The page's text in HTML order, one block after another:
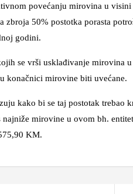
povećanju mirovina u
zbroja 50% postotka porasta
godini.
se vrši usklađivanje mirovina
konačnici mirovine biti uvećane.
kako bi se taj postotak trebao
najniže mirovine u ovom bh.
KM.